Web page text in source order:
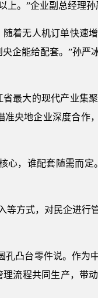
。”企业副总经理孙
着无人机订单快速
企能给配套。”孙严
最大的现代产业集
央地企业深度合作
心，谁配套随需而
等方式，对民企进行
孔凸台零件说。作为
流程共同生产，带